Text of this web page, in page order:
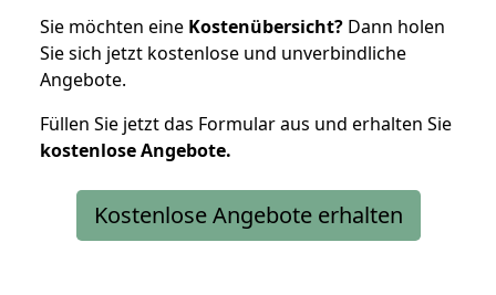
Sie möchten eine Kostenübersicht? Dann holen
Sie sich jetzt kostenlose und unverbindliche
Angebote.
Füllen Sie jetzt das Formular aus und erhalten Sie
kostenloseAngebote.
Kostenlose Angebote erhalten